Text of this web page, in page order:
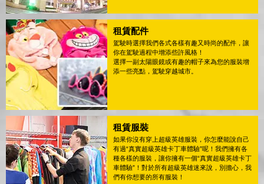
租賃配件
駕駛時選擇我們各式各樣有趣又時尚的配件，讓
你在駕駛過程中增添些許風格！
選擇一副太陽眼鏡或有趣的帽子來為您的服裝增
添一些亮點，駕駛穿越城市。
租賃服裝
如果你沒有穿上超級英雄服裝，你怎麼能說自己
有過“真實超級英雄卡丁車體驗”呢！我們擁有各
種各樣的服裝，讓你擁有一個“真實超級英雄卡丁
車體驗”！對於所有超級英雄迷來說，別擔心，我
們有你想要的所有服裝！